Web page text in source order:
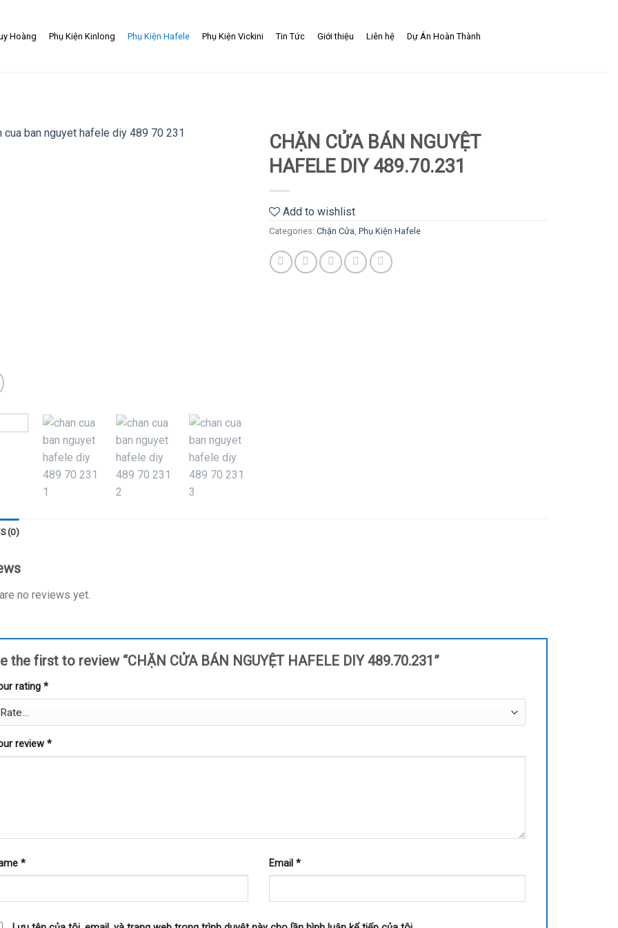
Hoàng Phụ Kiện Kinlong Phụ Kiện Hafele Phụ Kiện Vickini Tin Tức Giới thiệu Liên hệ Dự Án Hoàn Thành
CHẶN CỬA BÁN NGUYỆT
HAFELE DIY 489.70.231
Add to wishlist
Categories: Chặn Cửa, Phụ Kiện Hafele
(0)
no reviews yet.
the first to review “CHẶN CỬA BÁN NGUYỆT HAFELE DIY 489.70.231”
rating *
review *
* Email *